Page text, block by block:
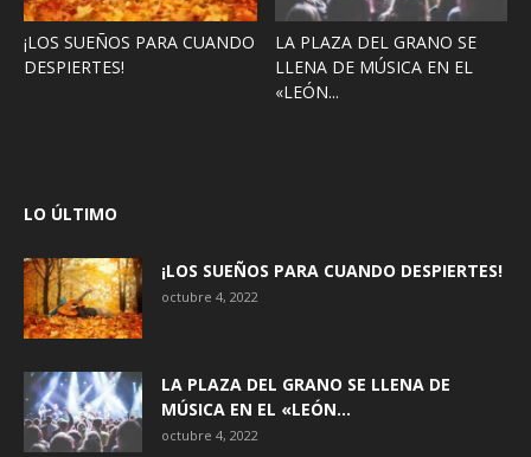
¡LOS SUEÑOS PARA CUANDO
DESPIERTES!
LA PLAZA DEL GRANO SE
LLENA DE MÚSICA EN EL
«LEÓN...
LO ÚLTIMO
¡LOS SUEÑOS PARA CUANDO DESPIERTES!
octubre 4, 2022
LA PLAZA DEL GRANO SE LLENA DE
MÚSICA EN EL «LEÓN...
octubre 4, 2022